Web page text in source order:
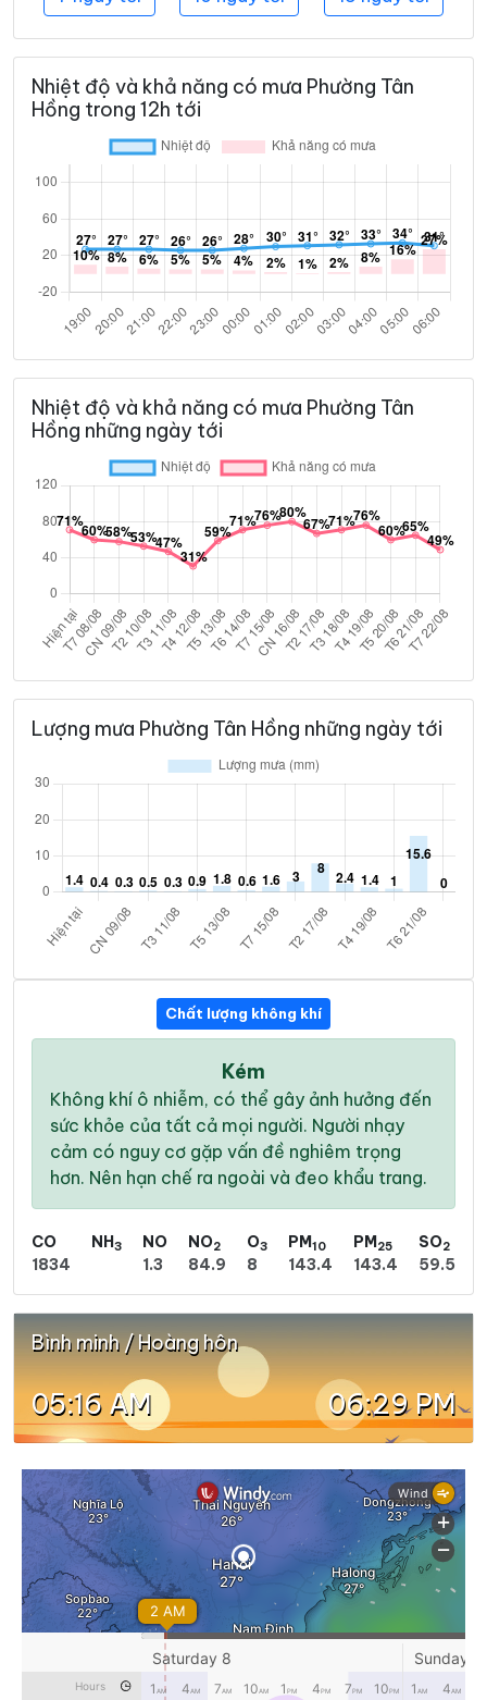
Nhiệt độ và khả năng có mưa Phường Tân
Hồng trong 12h tới
Nhiệt độ và khả năng có mưa Phường Tân
Hồng những ngày tới
Lượng mưa Phường Tân Hồng những ngày tới
Chất lượng không khí
Kém
Không khí ô nhiễm, có thể gây ảnh hưởng đến
sức khỏe của tất cả mọi người. Người nhạy
cảm có nguy cơ gặp vấn đề nghiêm trọng
hơn. Nên hạn chế ra ngoài và đeo khẩu trang.
CO
1834
NH3
NO
1.3
NO2
84.9
O3
8
PM10
143.4
PM25
143.4
SO2
59.5
Bình minh / Hoàng hôn
05:16 AM 06:29 PM